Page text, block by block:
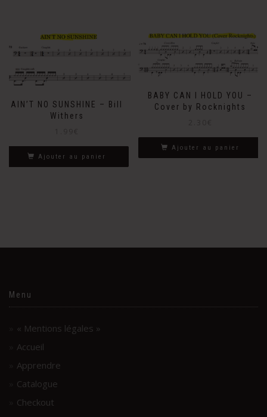
AIN’T NO SUNSHINE – Bill
Withers
Ajouter au panier
BABY CAN I HOLD YOU –
Cover by Rocknights
Ajouter au panier
Menu
« Mentions légales »
Accueil
Apprendre
Catalogue
Checkout